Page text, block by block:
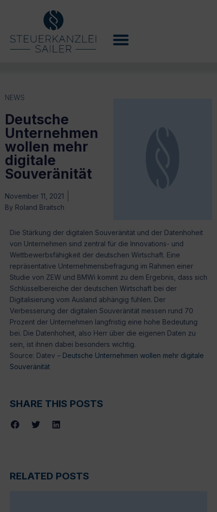
NEWS
Deutsche
Unternehmen
wollen mehr
digitale
Souveränität
November 11, 2021
By Roland Braitsch
Die Stärkung der digitalen Souveränität und der Datenhoheit
von Unternehmen sind zentral für die Innovations- und
Wettbewerbsfähigkeit der deutschen Wirtschaft. Eine
repräsentative Unternehmensbefragung im Rahmen einer
Studie von ZEW und BMWi kommt zu dem Ergebnis, dass sich
Schlüsselbereiche der deutschen Wirtschaft bei der
Digitalisierung vom Ausland abhängig fühlen. Der
Verbesserung der digitalen Souveränität messen rund 70
Prozent der Unternehmen langfristig eine hohe Bedeutung
bei. Die Datenhoheit, also Herr über die eigenen Daten zu
sein, ist ihnen dabei besonders wichtig.
Source: Datev – Deutsche Unternehmen wollen mehr digitale
Souveränität
SHARE THIS POSTS
RELATED POSTS